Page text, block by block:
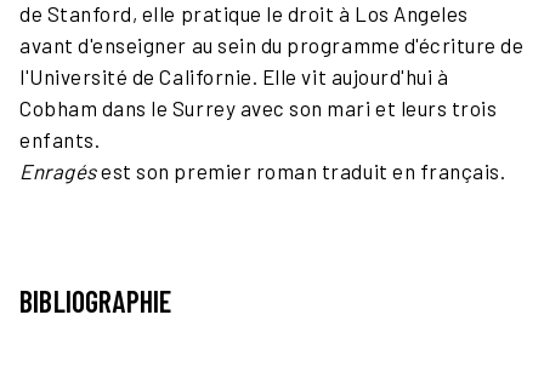
de Stanford, elle pratique le droit à Los Angeles
avant d'enseigner au sein du programme d'écriture de
l'Université de Californie. Elle vit aujourd'hui à
Cobham dans le Surrey avec son mari et leurs trois
enfants.
Enragésest son premier roman traduit en français.
BIBLIOGRAPHIE